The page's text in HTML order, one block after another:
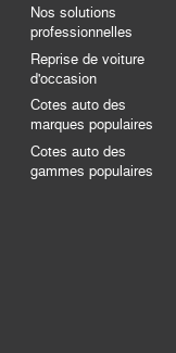
Nos solutions
professionnelles
Reprise de voiture
d'occasion
Cotes auto des
marques populaires
Cotes auto des
gammes populaires